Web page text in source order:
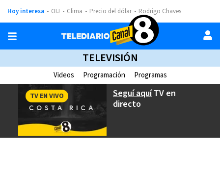
Hoy interesa OIJ Clima Precio del dólar Rodrigo Chaves
TELEVISIÓN
Videos Programación Programas
Seguí aquíTV en
directo
TV EN VIVO